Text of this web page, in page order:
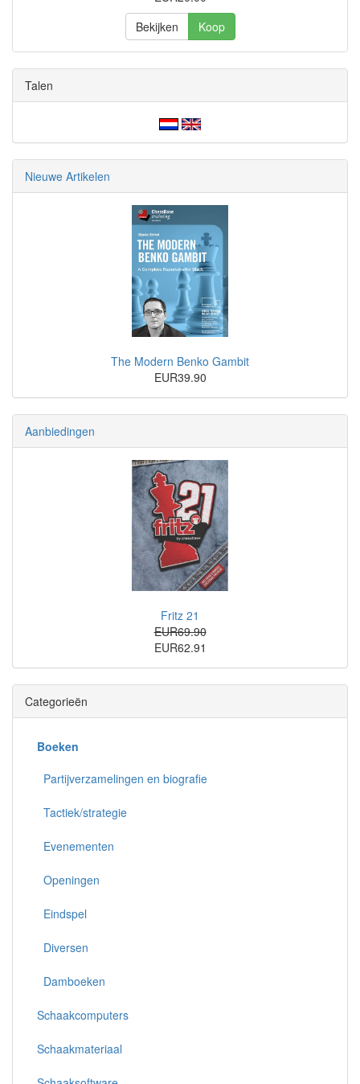
Bekijken
Koop
Talen
Nieuwe Artikelen
The Modern Benko Gambit
EUR39.90
Aanbiedingen
Fritz 21
EUR69.90
EUR62.91
Categorieën
Boeken
Partijverzamelingen en biografie
Tactiek/strategie
Evenementen
Openingen
Eindspel
Diversen
Damboeken
Schaakcomputers
Schaakmateriaal